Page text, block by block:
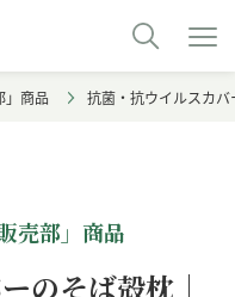
」商品 抗菌・抗ウイルスカ
売部」商品
のそば殻枕｜